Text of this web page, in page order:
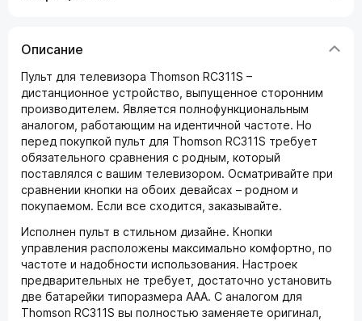
Описание
Пульт для телевизора Thomson RC311S –
дистанционное устройство, выпущенное сторонним
производителем. Является полнофункциональным
аналогом, работающим на идентичной частоте. Но
перед покупкой пульт для Thomson RC311S требует
обязательного сравнения с родным, который
поставлялся с вашим телевизором. Осматривайте при
сравнении кнопки на обоих девайсах – родном и
покупаемом. Если все сходится, заказывайте.
Исполнен пульт в стильном дизайне. Кнопки
управления расположены максимально комфортно, по
частоте и надобности использования. Настроек
предварительных не требует, достаточно установить
две батарейки типоразмера ААА. С аналогом для
Thomson RC311S вы полностью заменяете оригинал,